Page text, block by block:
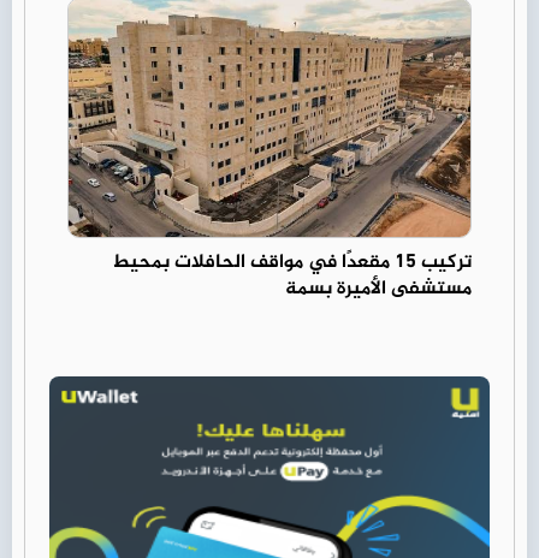
تركيب 15 مقعدًا في مواقف الحافلات بمحيط
مستشفى الأميرة بسمة